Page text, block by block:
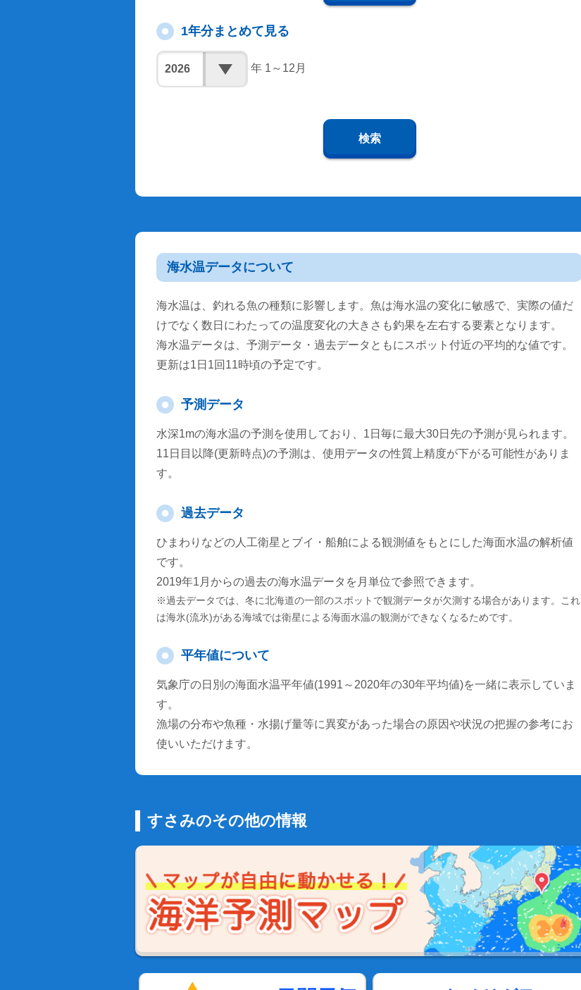
1年分まとめて見る
年 1～12月
検索
海水温データについて
海水温は、釣れる魚の種類に影響します。魚は海水温の変化に敏感で、実際の値だ
けでなく数日にわたっての温度変化の大きさも釣果を左右する要素となります。
海水温データは、予測データ・過去データともにスポット付近の平均的な値です。
更新は1日1回11時頃の予定です。
予測データ
水深1mの海水温の予測を使用しており、1日毎に最大30日先の予測が見られます。
11日目以降(更新時点)の予測は、使用データの性質上精度が下がる可能性がありま
す。
過去データ
ひまわりなどの人工衛星とブイ・船舶による観測値をもとにした海面水温の解析値
です。
2019年1月からの過去の海水温データを月単位で参照できます。
※過去データでは、冬に北海道の一部のスポットで観測データが欠測する場合があります。これ
は海氷(流氷)がある海域では衛星による海面水温の観測ができなくなるためです。
平年値について
気象庁の日別の海面水温平年値(1991～2020年の30年平均値)を一緒に表示していま
す。
漁場の分布や魚種・水揚げ量等に異変があった場合の原因や状況の把握の参考にお
使いいただけます。
すさみのその他の情報